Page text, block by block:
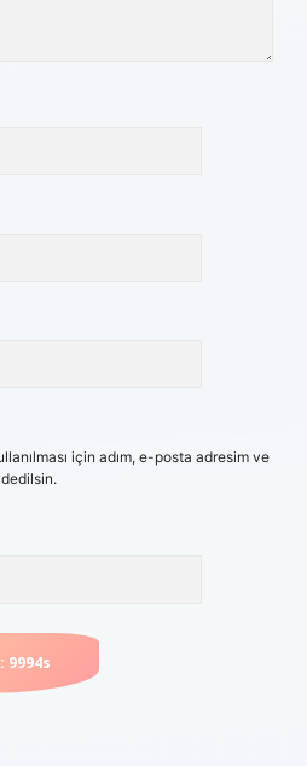
için adım, e-posta adresim ve